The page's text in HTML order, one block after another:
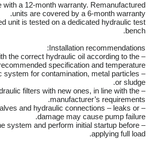
with a 12-month warranty. Remanufactured
units are covered by a 6-month warranty.
unit is tested on a dedicated hydraulic test
bench.
Installation recommendations:
the correct hydraulic oil according to the
specification and temperature.
system for contamination, metal particles
or sludge.
filters with new ones, in line with the
manufacturer’s requirements.
and hydraulic connections – leaks or
damage may cause pump failure.
system and perform initial startup before
applying full load.